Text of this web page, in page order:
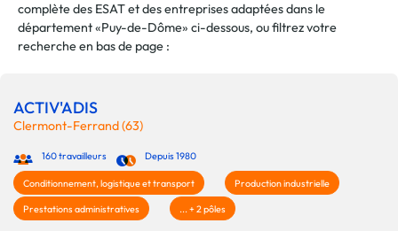
complète des ESAT et des entreprises adaptées dans le
département «Puy-de-Dôme» ci-dessous, ou filtrez votre
recherche en bas de page :
ACTIV'ADIS
Clermont-Ferrand (63)
160 travailleurs Depuis 1980
Conditionnement, logistique et transport Production industrielle
Prestations administratives ... + 2 pôles